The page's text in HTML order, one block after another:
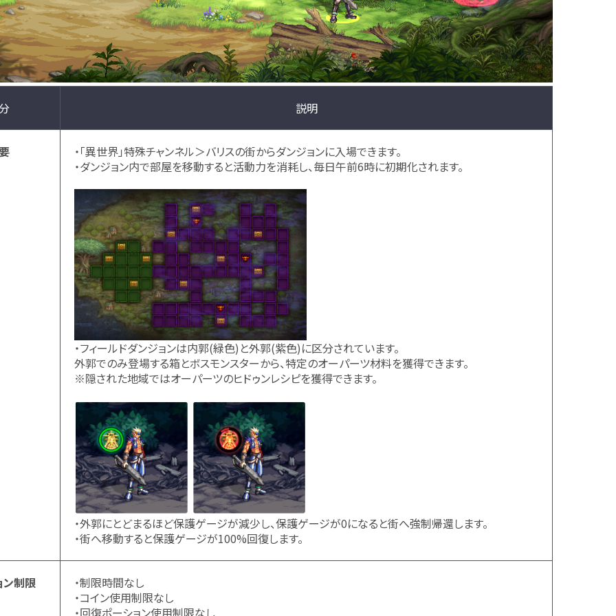
説明
・「異世界」特殊チャンネル＞バリスの街からダンジョンに入場できます。
・ダンジョン内で部屋を移動すると活動力を消耗し、毎日午前6時に初期化されます。
・フィールドダンジョンは内郭(緑色)と外郭(紫色)に区分されています。
外郭でのみ登場する箱とボスモンスターから、特定のオーパーツ材料を獲得できます。
※隠された地域ではオーパーツのヒドゥンレシピを獲得できます。
・外郭にとどまるほど保護ゲージが減少し、保護ゲージが0になると街へ強制帰還します。
・街へ移動すると保護ゲージが100%回復します。
ン制限
・制限時間なし
・コイン使用制限なし
・回復ポーション使用制限なし